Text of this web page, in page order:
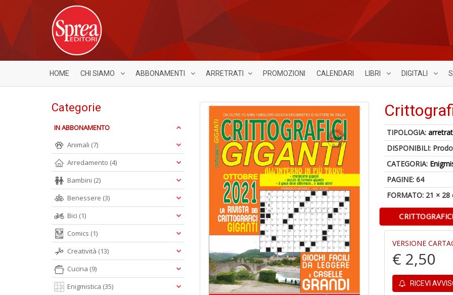
HOME CHI SIAMO ABBONAMENTI ARRETRATI PROMOZIONI CALENDARI LIBRI DIGITALI
TIPOLOGIA:
DISPONIBILI:
CATEGORIA:
PAGINE: 64
FORMATO: 21 × 28
VERSIONE
€ 2,50
RICEVI
Categorie
IN ABBONAMENTO
Animali (7)
Arredamento (4)
Bambini (2)
Benessere (3)
Bici (1)
Comics (1)
Creatività (13)
Cucina (9)
Enigmistica (35)